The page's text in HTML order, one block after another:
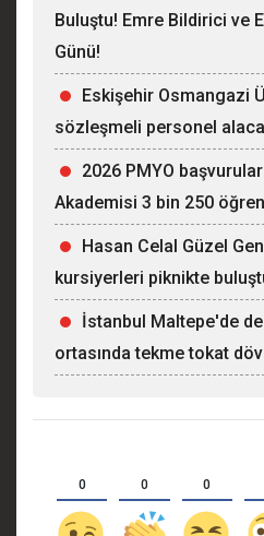
Buluştu! Emre Bildirici ve
Günü!
Eskişehir Osmangazi
sözleşmeli personel
2026 PMYO
Akademisi 3 bin 250
Hasan Celal Güzel
kursiyerleri piknikte
İstanbul Maltepe'de
ortasında tekme tokat
0 0 0